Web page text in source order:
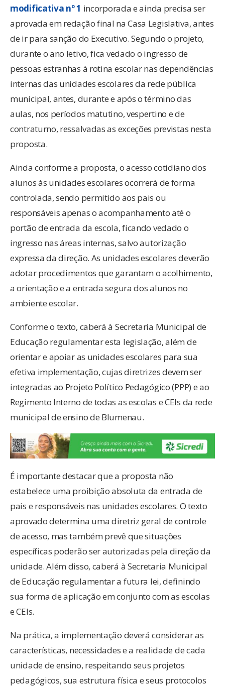
modificativa nº 1 incorporada e ainda precisa ser
aprovada em redação final na Casa Legislativa, antes
de ir para sanção do Executivo. Segundo o projeto,
durante o ano letivo, fica vedado o ingresso de
pessoas estranhas à rotina escolar nas dependências
internas das unidades escolares da rede pública
municipal, antes, durante e após o término das
aulas, nos períodos matutino, vespertino e de
contraturno, ressalvadas as exceções previstas nesta
proposta.
Ainda conforme a proposta, o acesso cotidiano dos
alunos às unidades escolares ocorrerá de forma
controlada, sendo permitido aos pais ou
responsáveis apenas o acompanhamento até o
portão de entrada da escola, ficando vedado o
ingresso nas áreas internas, salvo autorização
expressa da direção. As unidades escolares deverão
adotar procedimentos que garantam o acolhimento,
a orientação e a entrada segura dos alunos no
ambiente escolar.
Conforme o texto, caberá à Secretaria Municipal de
Educação regulamentar esta legislação, além de
orientar e apoiar as unidades escolares para sua
efetiva implementação, cujas diretrizes devem ser
integradas ao Projeto Político Pedagógico (PPP) e ao
Regimento Interno de todas as escolas e CEIs da rede
municipal de ensino de Blumenau.
É importante destacar que a proposta não
estabelece uma proibição absoluta da entrada de
pais e responsáveis nas unidades escolares. O texto
aprovado determina uma diretriz geral de controle
de acesso, mas também prevê que situações
específicas poderão ser autorizadas pela direção da
unidade. Além disso, caberá à Secretaria Municipal
de Educação regulamentar a futura lei, definindo
sua forma de aplicação em conjunto com as escolas
e CEIs.
Na prática, a implementação deverá considerar as
características, necessidades e a realidade de cada
unidade de ensino, respeitando seus projetos
pedagógicos, sua estrutura física e seus protocolos